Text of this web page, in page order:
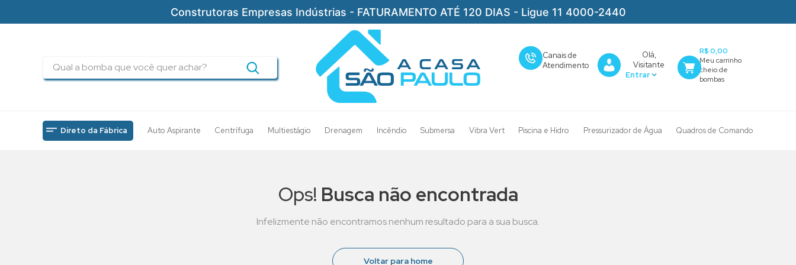
Construtoras Empresas Indústrias - FATURAMENTO ATÉ 120 DIAS - Ligue 11 4000-2440
Canais de
Atendimento
Olá,
Visitante
R$ 0,00
Direto da Fábrica Auto Aspirante Centrífuga Multiestágio Drenagem Incêndio Submersa Vibra Vert Piscina e Hidro Pressurizador de Água Quadros de Comando
Ops! Busca não encontrada
Infelizmente não encontramos nenhum resultado para a sua busca.
drenagem